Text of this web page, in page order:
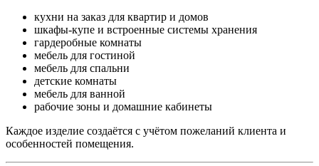
кухни на заказ для квартир и домов
шкафы-купе и встроенные системы хранения
гардеробные комнаты
мебель для гостиной
мебель для спальни
детские комнаты
мебель для ванной
рабочие зоны и домашние кабинеты
Каждое изделие создаётся с учётом пожеланий клиента и
особенностей помещения.